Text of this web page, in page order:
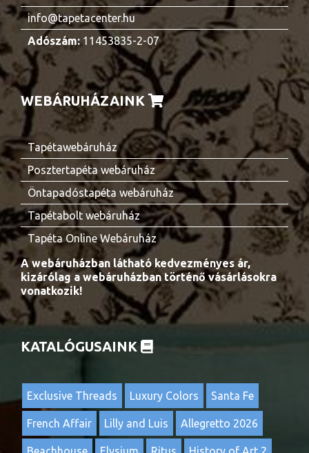
info@tapetacenter.hu
Adószám:11453835-2-07
WEBÁRUHÁZAINK
Tapétawebáruház
Posztertapéta webáruház
Öntapadóstapéta webáruház
Tapétabolt webáruház
Tapéta Online Webáruház
A webáruházban látható kedvezményes ár,
kizárólag a webáruházban történő vásárlásokra
vonatkozik!
KATALÓGUSAINK
Exclusive Threads Luxury Colors Santa Fe
French Affair Lilly and Luis Allegretto 2026